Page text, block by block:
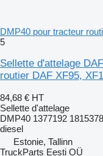
DMP40 pour tracteur
5
Sellette d'attelage
routier DAF XF95,
84,68 € HT
Sellette d'attelage
DMP40 1377192
diesel
Estonie, Tallinn
TruckParts Eesti OÜ